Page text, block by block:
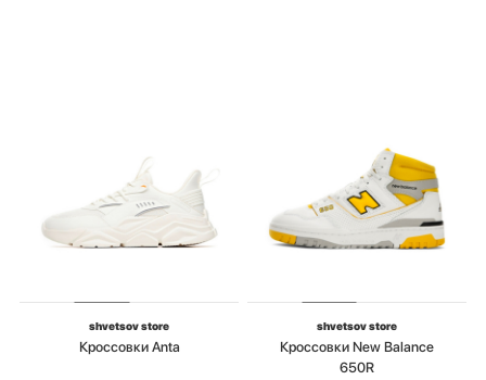
shvetsov store
Кроссовки Anta
shvetsov store
Кроссовки New Balance
650R